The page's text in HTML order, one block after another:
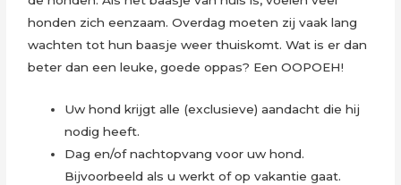
honden zich eenzaam. Overdag moeten zij vaak lang
wachten tot hun baasje weer thuiskomt. Wat is er dan
beter dan een leuke, goede oppas? Een OOPOEH!
Uw hond krijgt alle (exclusieve) aandacht die hij
nodig heeft.
Dag en/of nachtopvang voor uw hond.
Bijvoorbeeld als u werkt of op vakantie gaat.